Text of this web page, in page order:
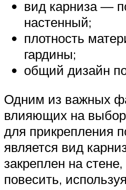
вид карниза —
настенный;
плотность
гардины;
общий дизайн
Одним из важных
влияющих на
для прикрепления
является вид
закреплен на
повесить,